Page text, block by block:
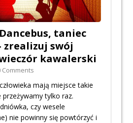
taniec
zrealizuj swój
kawalerski
mają miejsce takie
tylko raz.
czy wesele
nie powinny się powtórzyć i